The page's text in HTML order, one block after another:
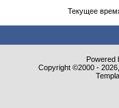
Текущее
Powered
Copyright ©2000 -